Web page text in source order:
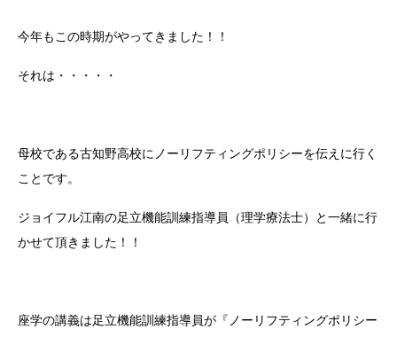
今年もこの時期がやってきました！！
それは・・・・・
母校である古知野高校にノーリフティングポリシーを伝えに行く
ことです。
ジョイフル江南の足立機能訓練指導員（理学療法士）と一緒に行
かせて頂きました！！
座学の講義は足立機能訓練指導員が『ノーリフティングポリシー